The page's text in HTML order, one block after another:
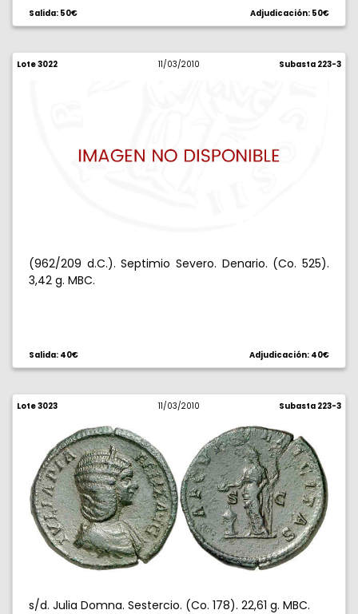
Salida: 50€ Adjudicación: 50€
Lote 3022 11/03/2010 Subasta 223-3
(962/209 d.C.). Septimio Severo. Denario. (Co. 525).
3,42 g. MBC.
Salida: 40€ Adjudicación: 40€
Lote 3023 11/03/2010 Subasta 223-3
s/d. Julia Domna. Sestercio. (Co. 178). 22,61 g. MBC.